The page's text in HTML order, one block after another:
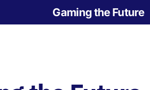
Gaming the Future